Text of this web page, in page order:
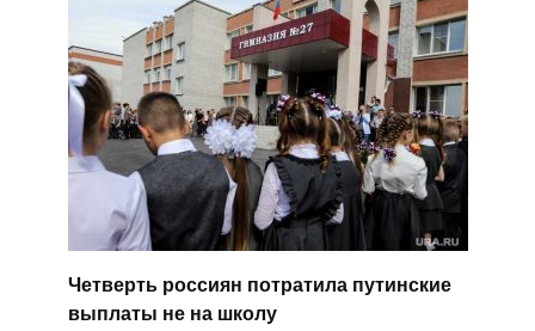
Четверть россиян потратила путинские
выплаты не на школу